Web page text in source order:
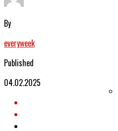
By
everyweek
Published
04.02.2025